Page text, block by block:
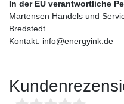
In der EU verantwortliche
Martensen Handels und
Bredstedt
Kontakt: info@energyink.de